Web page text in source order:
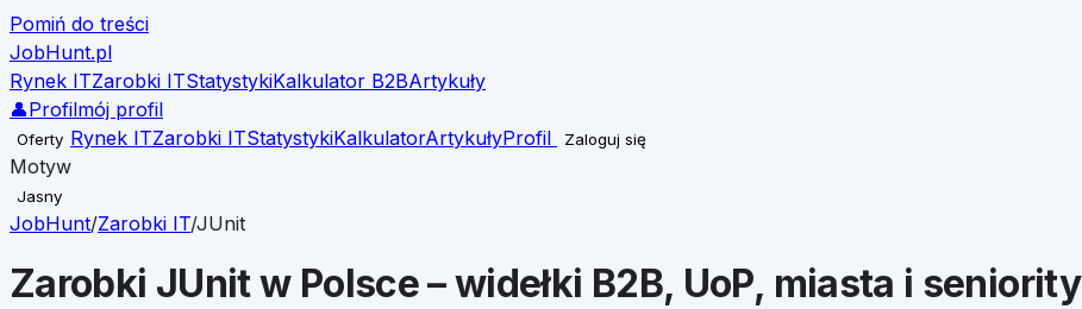
Pomiń do treści
JobHunt.pl
Rynek ITZarobki ITStatystykiKalkulator B2BArtykuły
👤Profilmój profil
Oferty Rynek ITZarobki ITStatystykiKalkulatorArtykułyProfil Zaloguj się
Motyw
Jasny
JobHunt/Zarobki IT/JUnit
Zarobki JUnitw Polsce – widełki B2B, UoP, miasta i seniority